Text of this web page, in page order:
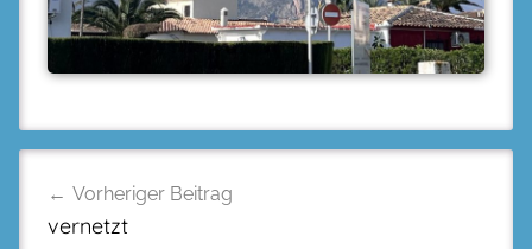
Vorheriger Beitrag
vernetzt